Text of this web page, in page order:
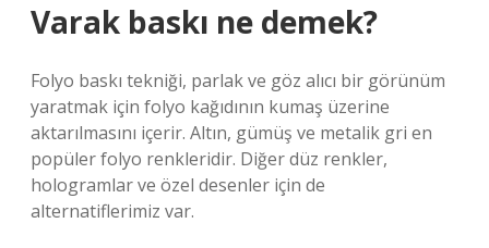
Varak baskı ne demek?
Folyo baskı tekniği, parlak ve göz alıcı bir görünüm
yaratmak için folyo kağıdının kumaş üzerine
aktarılmasını içerir. Altın, gümüş ve metalik gri en
popüler folyo renkleridir. Diğer düz renkler,
hologramlar ve özel desenler için de
alternatiflerimiz var.